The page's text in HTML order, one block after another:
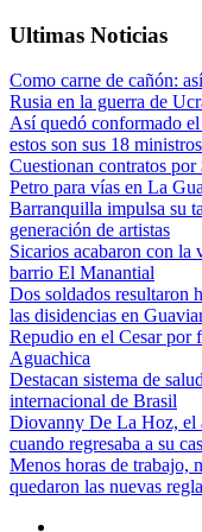
Ultimas Noticias
Como carne de cañón:
Rusia en la guerra de
Así quedó conformado
estos son sus 18 ministros
Cuestionan contratos
Petro para vías en La
Barranquilla impulsa su
generación de artistas
Sicarios acabaron con la
barrio El Manantial
Dos soldados resultaron
las disidencias en
Repudio en el Cesar por
Aguachica
Destacan sistema de
internacional de Brasil
Diovanny De La Hoz, el
cuando regresaba a su
Menos horas de trabajo,
quedaron las nuevas